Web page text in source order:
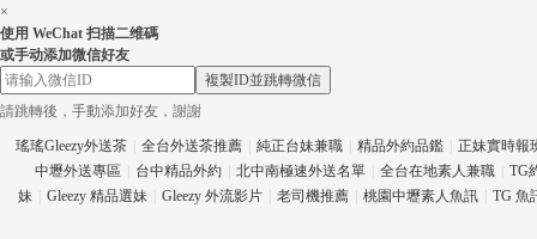
×
使用 WeChat 扫描二维碼
或手动添加微信好友
複製ID並跳轉微信
請跳轉後，手動添加好友，謝謝
瑤瑤Gleezy外送茶 全台外送茶推薦 純正台妹兼職 精品外約品鑑
正妹實時報
中壢外送專區
台中精品外約 北中南極速外送名單 全台在地素人兼職
TG
妹
Gleezy 精品選妹 Gleezy 外流影片 老司機推薦 桃園中壢素人魚訊 TG 魚